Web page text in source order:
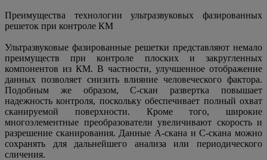
Преимущества технологии ультразвуковых фазированных
решеток при контроле КМ
Ультразвуковые фазированные решетки представляют немало
преимуществ при контроле плоских и закругленных
компонентов из КМ. В частности, улучшенное отображение
данных позволяет снизить влияние человеческого фактора.
Подобным же образом, C-скан развертка повышает
надежность контроля, поскольку обеспечивает полный охват
сканируемой поверхности. Кроме того, широкие
многоэлементные преобразователи увеличивают скорость и
разрешение сканирования. Данные A-скана и C-скана можно
сохранять для дальнейшего анализа или периодического
сличения.